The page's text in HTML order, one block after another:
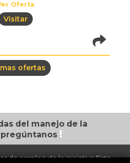
Oferta
Visitar
of=1076
ofertas
del manejo de la
pregúntanos !
de empleo de la iniciativa Pista